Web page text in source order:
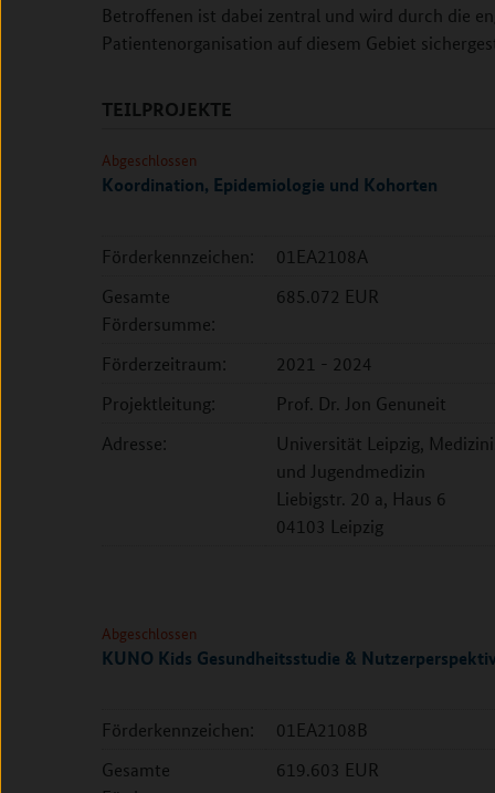
Betroffenen ist dabei zentral und wird durch die
Patientenorganisation auf diesem Gebiet
TEILPROJEKTE
Abgeschlossen
Koordination, Epidemiologie und Kohorten
Förderkennzeichen:
01EA2108A
Gesamte
Fördersumme:
685.072 EUR
Förderzeitraum:
2021 - 2024
Projektleitung:
Prof. Dr. Jon Genuneit
Adresse:
Universität Leipzig,
und Jugendmedizin
Liebigstr. 20 a, Haus 6
04103 Leipzig
Abgeschlossen
KUNO Kids Gesundheitsstudie &
Förderkennzeichen:
01EA2108B
Gesamte
619.603 EUR